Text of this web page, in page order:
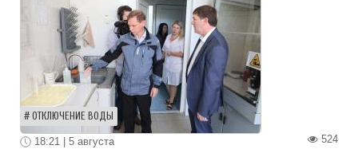
ОТКЛЮЧЕНИЕ ВОДЫ
524
18:21 | 5 августа